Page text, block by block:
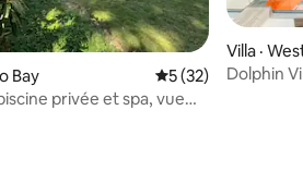
Bay Note moyenne de
5 (32)
privée et spa, vue
Villa ·
Dolphin